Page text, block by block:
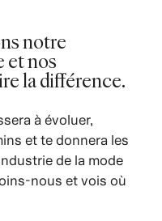
notre
et nos
la différence.
à évoluer,
et te donnera les
de la mode
nous et vois où